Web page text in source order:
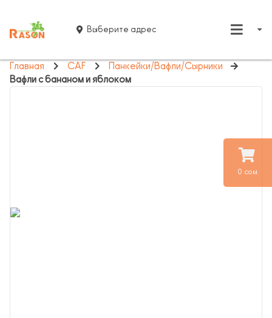
0 сом.
Выберите адрес
Главная CAF
Панкейки/Вафли/Сырники
Вафли с бананом и яблоком